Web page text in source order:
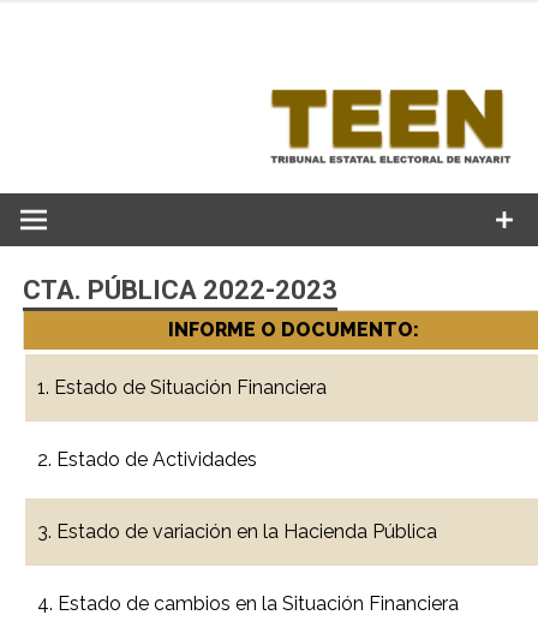
CTA. PÚBLICA 2022-2023
INFORME O DOCUMENTO:
1. Estado de Situación Financiera
2. Estado de Actividades
3. Estado de variación en la Hacienda Pública
4. Estado de cambios en la Situación Financiera